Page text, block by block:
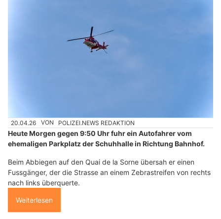
20.04.26 VON POLIZEI.NEWS REDAKTION
Heute Morgen gegen 9:50 Uhr fuhr ein Autofahrer vom
ehemaligen Parkplatz der Schuhhalle in Richtung Bahnhof.
Beim Abbiegen auf den Quai de la Sorne übersah er einen
Fussgänger, der die Strasse an einem Zebrastreifen von rechts
nach links überquerte.
Weiterlesen